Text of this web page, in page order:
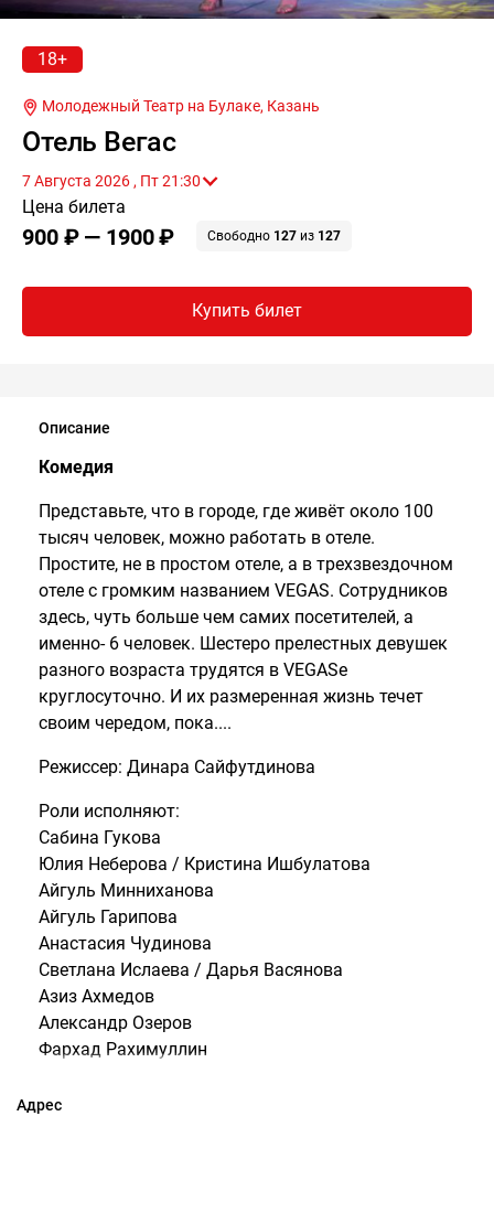
18+
Молодежный Театр на Булаке, Казань
Отель Вегас
7 Августа 2026 , Пт 21:30
Цена билета
900 ₽ — 1900 ₽ Свободно 127 из 127
Купить билет
Описание
Комедия
Представьте, что в городе, где живёт около 100
тысяч человек, можно работать в отеле.
Простите, не в простом отеле, а в трехзвездочном
отеле с громким названием VEGAS. Сотрудников
здесь, чуть больше чем самих посетителей, а
именно- 6 человек. Шестеро прелестных девушек
разного возраста трудятся в VEGASе
круглосуточно. И их размеренная жизнь течет
своим чередом, пока....
Режиссер: Динара Сайфутдинова
Роли исполняют:
Сабина Гукова
Юлия Неберова / Кристина Ишбулатова
Айгуль Минниханова
Айгуль Гарипова
Анастасия Чудинова
Светлана Ислаева / Дарья Васянова
Азиз Ахмедов
Александр Озеров
Фархад Рахимуллин
Адрес